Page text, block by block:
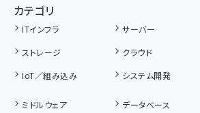
カテゴリ
ITインフラ サーバー
ストレージ
クラウド
IoT／組み込み
システム開発
ミドルウェア データベース